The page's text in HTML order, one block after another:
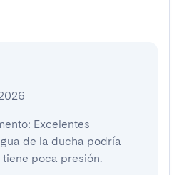
Excelentes
de la ducha podría
poca presión.